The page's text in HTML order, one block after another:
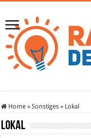
Home » Sonstiges » Lokal
Lokal